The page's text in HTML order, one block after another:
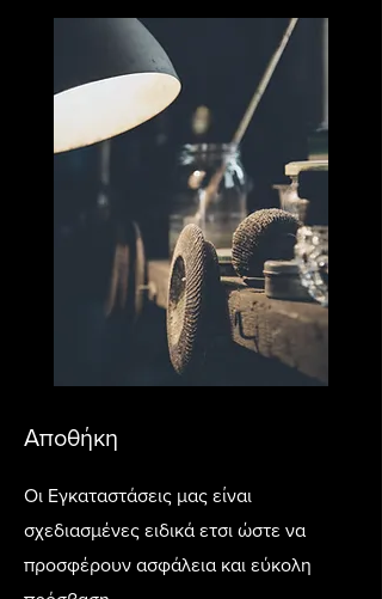
Αποθήκη
Οι Εγκαταστάσεις μας είναι
σχεδιασμένες ειδικά ετσι ώστε να
προσφέρουν ασφάλεια και εύκολη